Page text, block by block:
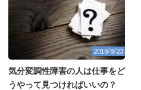
2018/8/23
気分変調性障害の人は仕事をど
うやって見つければいいの？